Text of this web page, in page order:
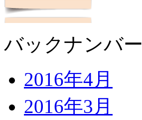
バックナンバー
2016年4月
2016年3月